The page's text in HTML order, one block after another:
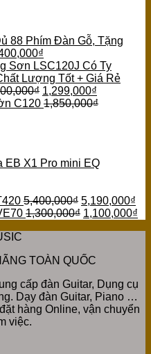
88 Phím Đàn Gỗ, Tặng
₫
Sơn LSC120J Có Ty
Lượng Tốt + Giá Rẻ
₫ 1,299,000₫
C120 1,850,000₫
EB X1 Pro mini EQ
5,400,000₫ 5,190,000₫
1,300,000₫ 1,100,000₫
TOÀN QUỐC
cấp đàn Guitar, Dụng cụ
Dạy đàn Guitar, Piano …
hàng Online, vận chuyển
việc.